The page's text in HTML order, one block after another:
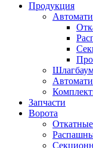
Продукция
Запчасти
Ворота
Откатные